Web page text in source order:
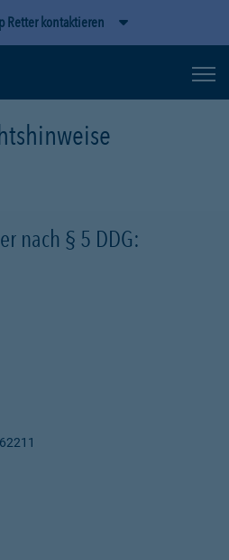
Retter kontaktieren
nach § 5 DDG: